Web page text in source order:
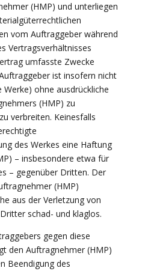
(HMP) und unterliegen
vom Auftraggeber während
Vertragsverhältnisses
umfasste Zwecke
ist insofern nicht
ohne ausdrückliche
(HMP) zu
verbreiten. Keinesfalls
des Werkes eine Haftung
– insbesondere etwa für
– gegenüber Dritten. Der
(HMP)
aus der Verletzung von
schad- und klaglos.
gegen diese
den Auftragnehmer (HMP)
Beendigung des